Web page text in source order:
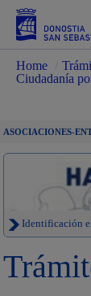
Home
Ciudadanía
ASOCIACIONES-
Identificación